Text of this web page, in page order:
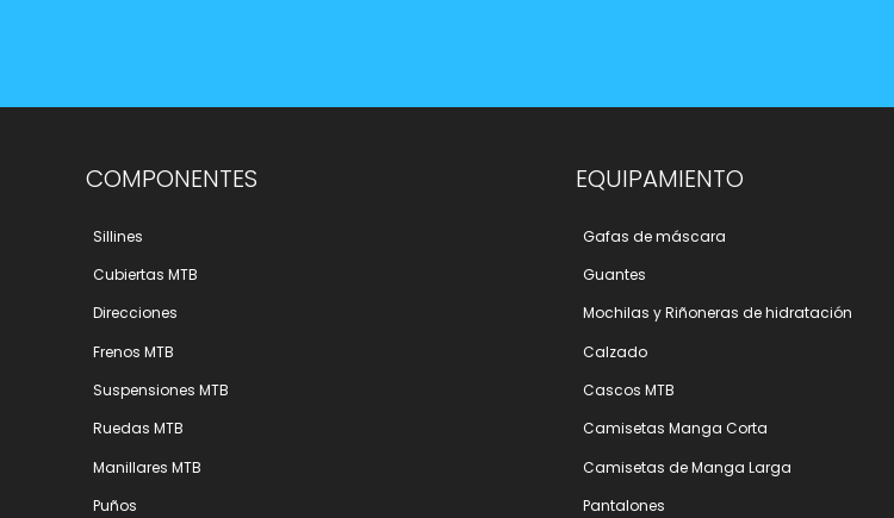
COMPONENTES
Sillines
Cubiertas MTB
Direcciones
Frenos MTB
Suspensiones MTB
Ruedas MTB
Manillares MTB
Puños
EQUIPAMIENTO
Gafas de máscara
Guantes
Mochilas y Riñoneras de hidratación
Calzado
Cascos MTB
Camisetas Manga Corta
Camisetas de Manga Larga
Pantalones